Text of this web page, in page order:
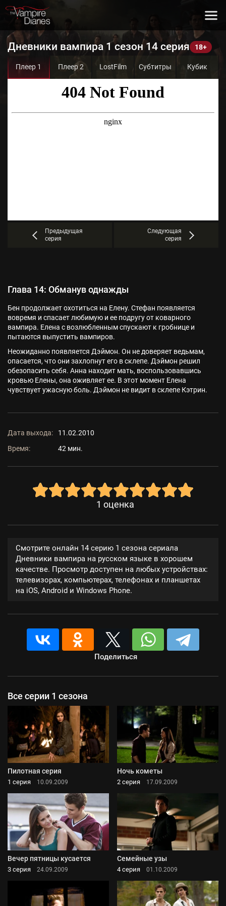
Дневники вампира 1 сезон 14 серия
Плеер 1 Плеер 2 LostFilm Субтитры Кубик
Предыдущая
серия
Следующая
серия
Глава 14: Обманув однажды
Бен продолжает охотиться на Елену. Стефан появляется
вовремя и спасает любимую и ее подругу от коварного
вампира. Елена с возлюбленным спускают к гробнице и
пытаются выпустить вампиров.
Неожиданно появляется Дэймон. Он не доверяет ведьмам,
опасается, что они захлопнут его в склепе. Дэймон решил
обезопасить себя. Анна находит мать, воспользовавшись
кровью Елены, она оживляет ее. В этот момент Елена
чувствует ужасную боль. Дэймон не видит в склепе Кэтрин.
Дата выхода:
11.02.2010
Время:
42 мин.
1 оценка
Смотрите онлайн 14 серию 1 сезона сериала
Дневники вампира на русском языке в хорошем
качестве. Просмотр доступен на любых устройствах:
телевизорах, компьютерах, телефонах и планшетах
на iOS, Android и Windows Phone.
Поделиться
Все серии 1 сезона
Пилотная серия
1 серия 10.09.2009
Ночь кометы
2 серия 17.09.2009
Вечер пятницы кусается
3 серия 24.09.2009
Семейные узы
4 серия 01.10.2009